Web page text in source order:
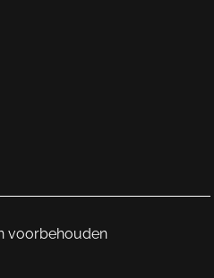
van
van
voorbehouden